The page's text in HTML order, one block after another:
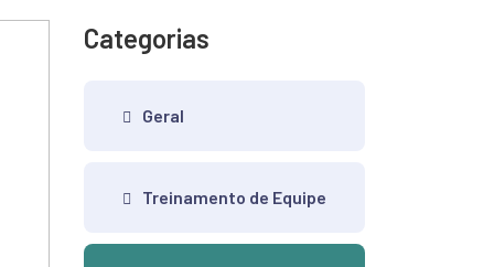
Categorias
Geral
Treinamento de Equipe